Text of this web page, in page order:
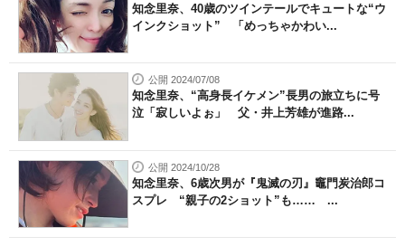
知念里奈、40歳のツインテールでキュートな“ウ
インクショット” 「めっちゃかわい...
公開 2024/07/08
知念里奈、“高身長イケメン”長男の旅立ちに号
泣「寂しいよぉ」 父・井上芳雄が進路...
公開 2024/10/28
知念里奈、6歳次男が『鬼滅の刃』竈門炭治郎コ
スプレ “親子の2ショット”も…… ...